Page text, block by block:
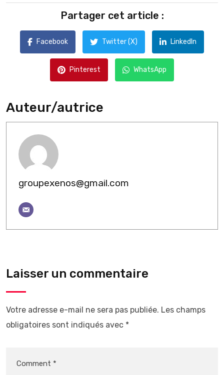
Partager cet article :
Facebook Twitter (X) LinkedIn
Pinterest WhatsApp
Auteur/autrice
groupexenos@gmail.com
Laisser un commentaire
Votre adresse e-mail ne sera pas publiée. Les champs
obligatoires sont indiqués avec *